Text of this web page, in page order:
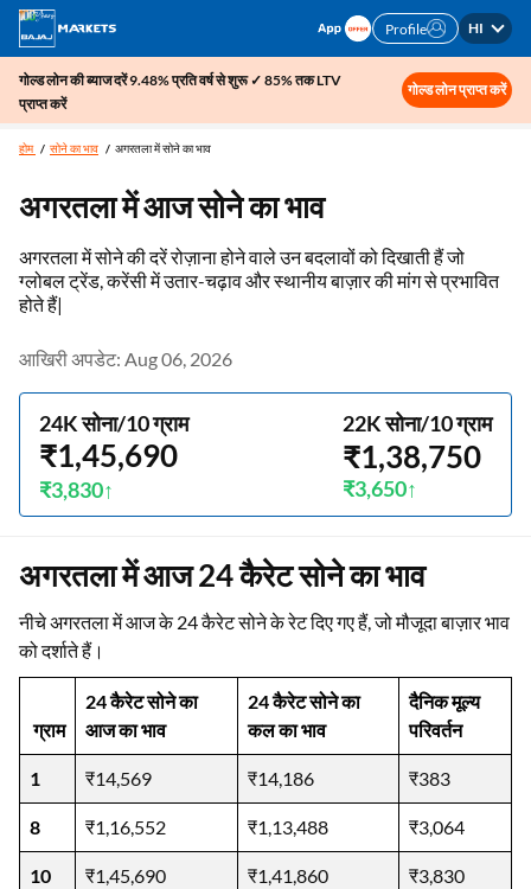
Profile HI
गोल्ड लोन की ब्याज दरें 9.48% प्रति वर्ष से शुरू ✓ 85% तक LTV
प्राप्त करें
गोल्ड लोन प्राप्त करें
होम सोने का भाव अगरतला में सोने का भाव
अगरतला में आज सोने का भाव
अगरतला में सोने की दरें रोज़ाना होने वाले उन बदलावों को दिखाती हैं जो
ग्लोबल ट्रेंड, करेंसी में उतार-चढ़ाव और स्थानीय बाज़ार की मांग से प्रभावित
होते हैं|
आखिरी अपडेट: Aug 06, 2026
24K सोना/10 ग्राम
₹1,45,690
₹3,830
22K सोना/10 ग्राम
₹1,38,750
₹3,650
अगरतला में आज 24 कैरेट सोने का भाव
नीचे अगरतला में आज के 24 कैरेट सोने के रेट दिए गए हैं, जो मौजूदा बाज़ार भाव
को दर्शाते हैं।
ग्राम
24 कैरेट सोने का
आज का भाव
24 कैरेट सोने का
कल का भाव
दैनिक मूल्य
परिवर्तन
1 ₹14,569 ₹14,186 ₹383
8 ₹1,16,552 ₹1,13,488 ₹3,064
10 ₹1,45,690 ₹1,41,860 ₹3,830